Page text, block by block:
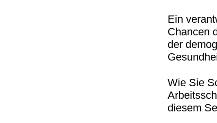
Ein
Chancen
der
Wie Sie
diesem